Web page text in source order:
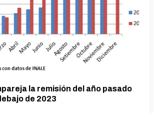
la remisión del año pasado
de 2023